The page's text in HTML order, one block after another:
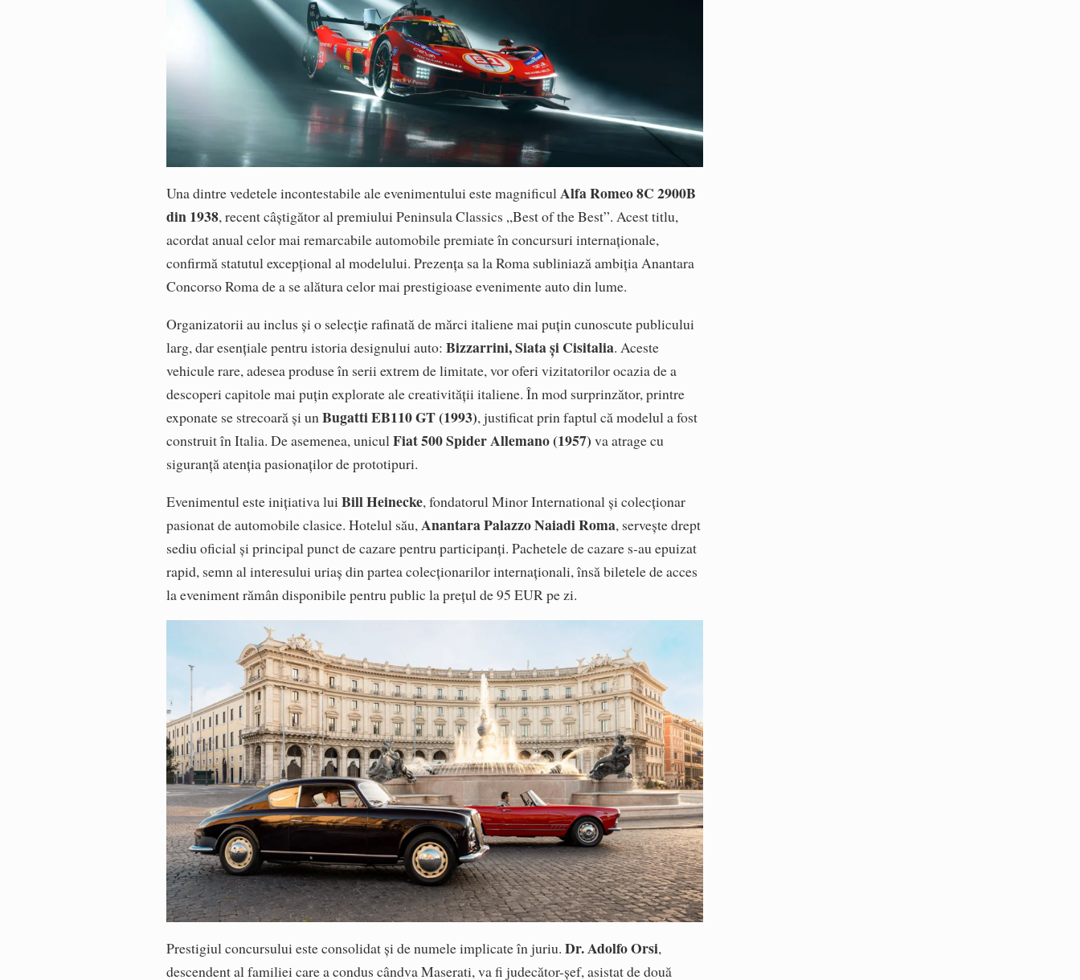
Una dintre vedetele incontestabile ale evenimentului este magnificulAlfa Romeo 8C 2900B
din 1938, recent câștigător al premiului Peninsula Classics „Best of the Best”. Acest titlu,
acordat anual celor mai remarcabile automobile premiate în concursuri internaționale,
confirmă statutul excepțional al modelului. Prezența sa la Roma subliniază ambiția Anantara
Concorso Roma de a se alătura celor mai prestigioase evenimente auto din lume.
Organizatorii au inclus și o selecție rafinată de mărci italiene mai puțin cunoscute publicului
larg, dar esențiale pentru istoria designului auto:Bizzarrini, Siata și Cisitalia. Aceste
vehicule rare, adesea produse în serii extrem de limitate, vor oferi vizitatorilor ocazia de a
descoperi capitole mai puțin explorate ale creativității italiene. În mod surprinzător, printre
exponate se strecoară și unBugatti EB110 GT (1993), justificat prin faptul că modelul a fost
construit în Italia. De asemenea, uniculFiat 500 Spider Allemano (1957) va atrage cu
siguranță atenția pasionaților de prototipuri.
Evenimentul este inițiativa luiBill Heinecke, fondatorul Minor International și colecționar
pasionat de automobile clasice. Hotelul său, Anantara Palazzo Naiadi Roma, servește drept
sediu oficial și principal punct de cazare pentru participanți. Pachetele de cazare s-au epuizat
rapid, semn al interesului uriaș din partea colecționarilor internaționali, însă biletele de acces
la eveniment rămân disponibile pentru public la prețul de 95 EUR pe zi.
Prestigiul concursului este consolidat și de numele implicate în juriu.Dr. Adolfo Orsi,
descendent al familiei care a condus cândva Maserati, va fi judecător-șef, asistat de două